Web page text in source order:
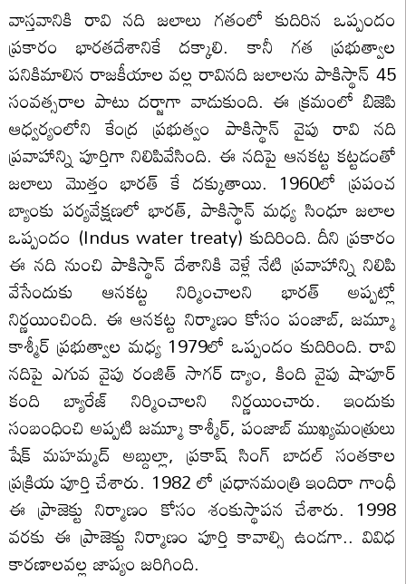
వాస్తవానికి రావి నది జలాలు గతంలో కుదిరిన ఒప్పందం
ప్రకారం భారతదేశానికే దక్కాలి. కానీ గత ప్రభుత్వాల
పనికిమాలిన రాజకీయాల వల్ల రావినది జలాలను పాకిస్థాన్ 45
సంవత్సరాల పాటు దర్జాగా వాడుకుంది. ఈ క్రమంలో బిజెపి
ఆధ్వర్యంలోని కేంద్ర ప్రభుత్వం పాకిస్థాన్ వైపు రావి నది
ప్రవాహాన్ని పూర్తిగా నిలిపివేసింది. ఈ నదిపై ఆనకట్ట కట్టడంతో
జలాలు మొత్తం భారత్ కే దక్కుతాయి. 1960లో ప్రపంచ
బ్యాంకు పర్యవేక్షణలో భారత్, పాకిస్థాన్ మధ్య సింధూ జలాల
ఒప్పందం (Indus water treaty) కుదిరింది. దీని ప్రకారం
ఈ నది నుంచి పాకిస్థాన్ దేశానికి వెళ్లే నేటి ప్రవాహాన్ని నిలిపి
వేసేందుకు ఆనకట్ట నిర్మించాలని భారత్ అప్పట్లో
నిర్ణయించింది. ఈ ఆనకట్ట నిర్మాణం కోసం పంజాబ్, జమ్మూ
కాశ్మీర్ ప్రభుత్వాల మధ్య 1979లో ఒప్పందం కుదిరింది. రావి
నదిపై ఎగువ వైపు రంజిత్ సాగర్ డ్యాం, కింది వైపు షాపూర్
కంది బ్యారేజ్ నిర్మించాలని నిర్ణయించారు. ఇందుకు
సంబంధించి అప్పటి జమ్మూ కాశ్మీర్, పంజాబ్ ముఖ్యమంత్రులు
షేక్ మహమ్మద్ అబ్దుల్లా, ప్రకాష్ సింగ్ బాదల్ సంతకాల
ప్రక్రియ పూర్తి చేశారు. 1982 లో ప్రధానమంత్రి ఇందిరా గాంధీ
ఈ ప్రాజెక్టు నిర్మాణం కోసం శంకుస్థాపన చేశారు. 1998
వరకు ఈ ప్రాజెక్టు నిర్మాణం పూర్తి కావాల్సి ఉండగా.. వివిధ
కారణాలవల్ల జాప్యం జరిగింది.